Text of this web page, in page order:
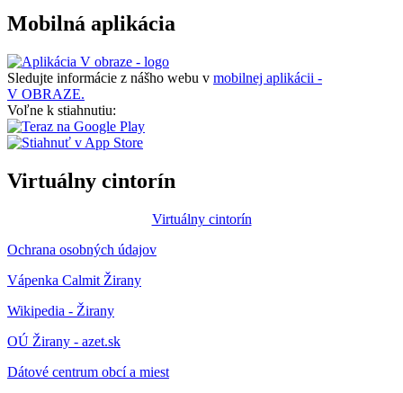
Mobilná aplikácia
Sledujte informácie z nášho webu v mobilnej aplikácii -
V OBRAZE.
Voľne k stiahnutiu:
Virtuálny cintorín
Virtuálny cintorín
Ochrana osobných údajov
Vápenka Calmit Žirany
Wikipedia - Žirany
OÚ Žirany - azet.sk
Dátové centrum obcí a miest